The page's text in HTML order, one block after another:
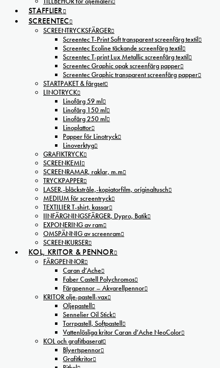
STAFFLIER
SCREENTEC
SCREENTRYCKSFÄRGER
Screentec T-Print Soft transparent screenfärg textil
Screentec Ecoline täckande screenfärg textil
Screentec T-print Lux Metallic screenfärg textil
Screentec Graphic opak screenfärg papper
Screentec Graphic transparent screenfärg papper
STARTPAKET & färgset
LINOTRYCK
Linofärg 59 ml
Linofärg 150 ml
Linofärg 250 ml
Linoplattor
Papper för Linotryck
Linoverktyg
GRAFIKTRYCK
SCREENKEMI
SCREENRAMAR, raklar, m.m
TRYCKPAPPER
LASER,-bläckstråle,-kopiatorfilm, oríginaltusch
MEDIUM för screentryck
TEXTILIER T-shirt, kassar
IINFÄRGNINGSFÄRGER, Dypro, Batik
EXPONERING av ram
OMSPÄNNIG av screenram
SCREENKURSER
KOL, KRITOR & PENNOR
FÄRGPENNOR
Caran d’Ache
Faber Castell Polychromos
Färgpennor – Akvarellpennor
KRITOR olje-pastell-vax
Oljepastell
Sennelier Oil Stick
Torrpastell, Softpastell
Vattenlösliga kritor Caran d’Ache NeoColor
KOL och grafitbaserat
Blyertspennor
Grafitkritor